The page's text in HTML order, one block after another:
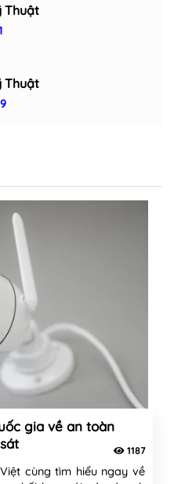
Thuật
Thuật
gia về an toàn
1187
cùng tìm hiểu ngay về